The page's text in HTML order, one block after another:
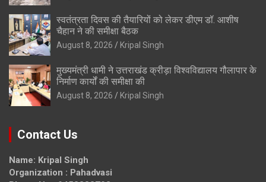
स्वतंत्रता दिवस की तैयारियों को लेकर डीएम डॉ. आशीष
चैहान ने की समीक्षा बैठक
August 8, 2026 Kripal Singh
मुख्यमंत्री धामी ने उत्तराखंड क्रीड़ा विश्वविद्यालय गौलापार के
निर्माण कार्यों की समीक्षा की
August 8, 2026 Kripal Singh
Contact Us
Name: Kripal Singh
Organization : Pahadvasi